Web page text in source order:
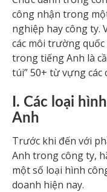
công nhận trong
nghiệp hay công ty.
các môi trường quốc
trong tiếng Anh là
túi” 50+ từ vựng các
I. Các loại
Anh
Trước khi đến với
Anh trong công ty,
một số loại hình
doanh hiện nay.